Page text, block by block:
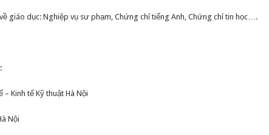
giáo dục: Nghiệp vụ sư phạm, Chứng chỉ tiếng Anh, Chứng chỉ tin học….
Kinh tế Kỹ thuật Hà Nội
Nội